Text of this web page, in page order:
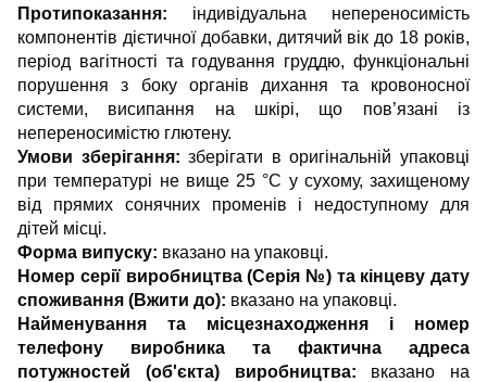
Протипоказання: індивідуальна непереносимість
компонентів дієтичної добавки, дитячий вік до 18 років,
період вагітності та годування груддю, функціональні
порушення з боку органів дихання та кровоносної
системи, висипання на шкірі, що пов’язані із
непереносимістю глютену.
Умови зберігання: зберігати в оригінальній упаковці
при температурі не вище 25 °С у сухому, захищеному
від прямих сонячних променів і недоступному для
дітей місці.
Форма випуску: вказано на упаковці.
Номер серії виробництва (Серія №) та кінцеву дату
споживання (Вжити до): вказано на упаковці.
Найменування та місцезнаходження і номер
телефону виробника та фактична адреса
потужностей (об'єкта) виробництва: вказано на